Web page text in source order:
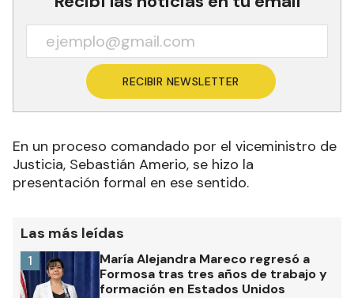
RECIBIR NEWSLETTER
En un proceso comandado por el viceministro de
Justicia, Sebastián Amerio, se hizo la
presentación formal en ese sentido.
Las más leídas
María Alejandra Mareco regresó a
Formosa tras tres años de trabajo y
formación en Estados Unidos
1